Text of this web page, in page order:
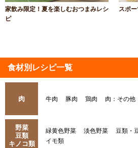
家飲み限定！夏を楽しむおつまみレシ
ピ
スポ
食材別レシピ一覧
肉 牛肉 豚肉 鶏肉 肉：その他
野菜
豆類
キノコ類
緑黄色野菜 淡色野菜 豆類・
イモ類